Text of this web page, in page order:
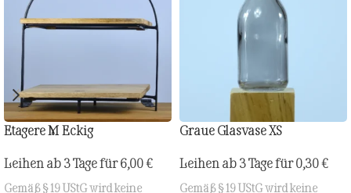
Etagere M Eckig
Leihen ab 3 Tage für6,00€
Gemäß § 19 UStG wird keine
Graue Glasvase XS
Leihen ab 3 Tage für0,30€
Gemäß § 19 UStG wird keine